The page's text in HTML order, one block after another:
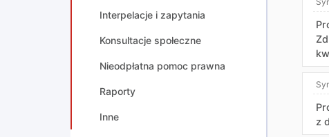
Interpelacje i zapytania
Konsultacje społeczne
Nieodpłatna pomoc prawna
Raporty
Inne
z